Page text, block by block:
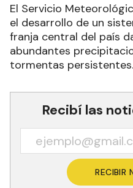
El Servicio
el desarrollo de un
franja central del país
abundantes
tormentas persistentes.
Recibí las
RECIBIR